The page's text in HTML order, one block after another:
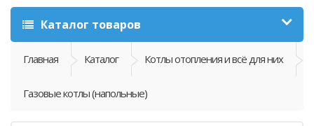
Каталог товаров
Главная Каталог Котлы отопления и всё для них
Газовые котлы (напольные)